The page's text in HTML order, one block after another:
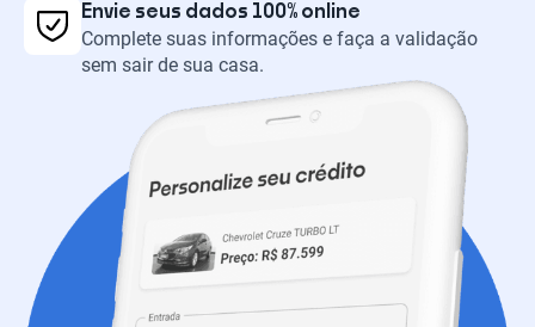
Envie seus dados 100% online
Complete suas informações e faça a validação
sem sair de sua casa.